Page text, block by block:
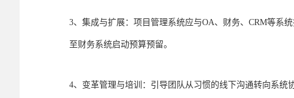
3、集成与扩展：项目管理系统应与OA、财务、CRM等系
至财务系统启动预算预留。
4、变革管理与培训：引导团队从习惯的线下沟通转向系